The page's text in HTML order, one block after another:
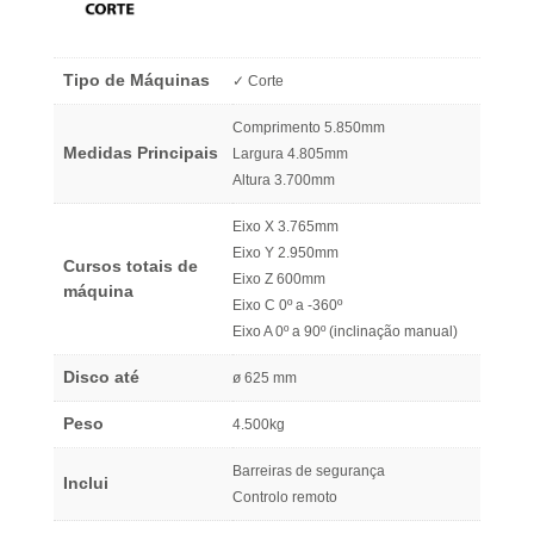
Tipo de Máquinas ✓ Corte
Medidas Principais
Comprimento 5.850mm
Largura 4.805mm
Altura 3.700mm
Cursos totais de
máquina
Eixo X 3.765mm
Eixo Y 2.950mm
Eixo Z 600mm
Eixo C 0º a -360º
Eixo A 0º a 90º (inclinação manual)
Disco até ø 625 mm
Peso 4.500kg
Inclui
Barreiras de segurança
Controlo remoto